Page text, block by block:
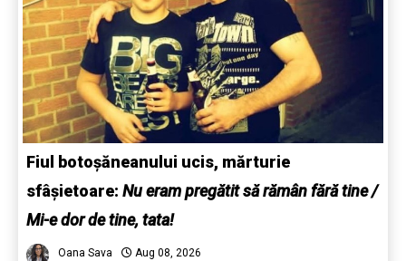
Fiul botoșăneanului ucis, mărturie
sfâșietoare: Nu eram pregătit să rămân fără tine /
Mi-e dor de tine, tata!
Oana Sava Aug 08, 2026